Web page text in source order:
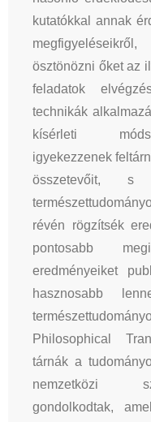
kutatókkal annak
ösztönözni őket az
feladatok
technikák
kísérleti
igyekezzenek
összetevőit,
révén rögzítsék
pontosabb
eredményeiket
hasznosabb
Philosophical
tárnák a
nemzetközi
gondolkodtak,